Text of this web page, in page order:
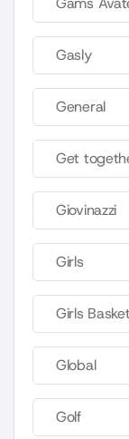
Gasly
General
Get
Giovinazzi
Girls
Girls
Global
Golf